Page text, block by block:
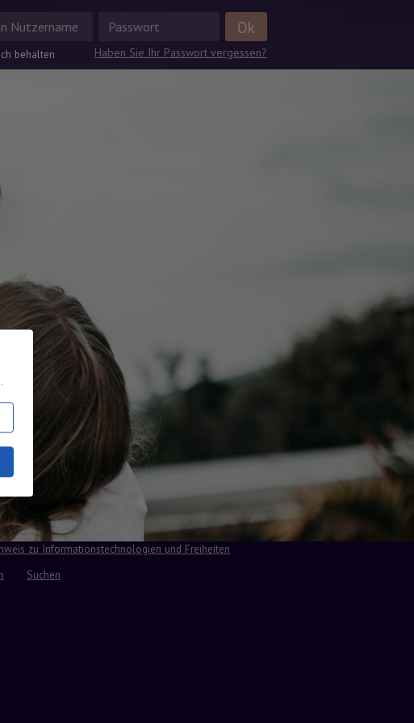
Haben Sie Ihr Passwort vergessen?
behalten
zu Informationstechnologien und Freiheiten
Suchen